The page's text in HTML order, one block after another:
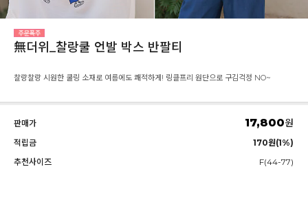
無더위_찰랑쿨 언발 박스 반팔티
찰랑찰랑 시원한 쿨링 소재로 여름에도 쾌적하게! 링클프리 원단으로 구김걱정 NO~
판매가 17,800원
적립금
170원(1%)
추천사이즈
F(44-77)